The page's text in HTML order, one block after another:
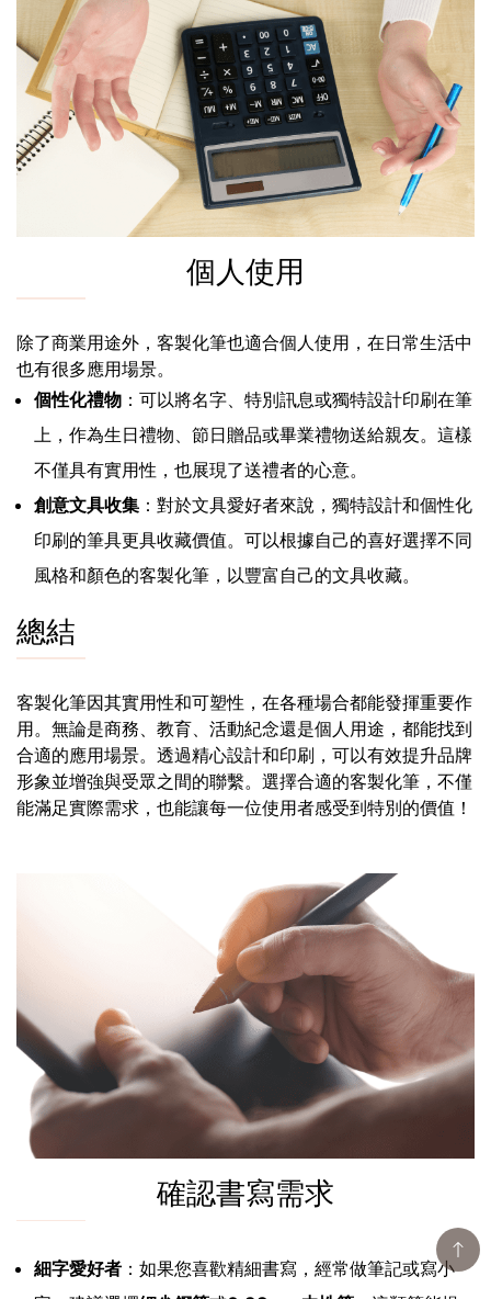
個人使用
除了商業用途外，客製化筆也適合個人使用，在日常生活中
也有很多應用場景。
個性化禮物 ：可以將名字、特別訊息或獨特設計印刷在筆
上，作為生日禮物、節日贈品或畢業禮物送給親友。這樣
不僅具有實用性，也展現了送禮者的心意。
創意文具收集 ：對於文具愛好者來說，獨特設計和個性化
印刷的筆具更具收藏價值。可以根據自己的喜好選擇不同
風格和顏色的客製化筆，以豐富自己的文具收藏。
總結
客製化筆因其實用性和可塑性，在各種場合都能發揮重要作
用。無論是商務、教育、活動紀念還是個人用途，都能找到
合適的應用場景。透過精心設計和印刷，可以有效提升品牌
形象並增強與受眾之間的聯繫。選擇合適的客製化筆，不僅
能滿足實際需求，也能讓每一位使用者感受到特別的價值！
確認書寫需求
細字愛好者 ：如果您喜歡精細書寫，經常做筆記或寫小